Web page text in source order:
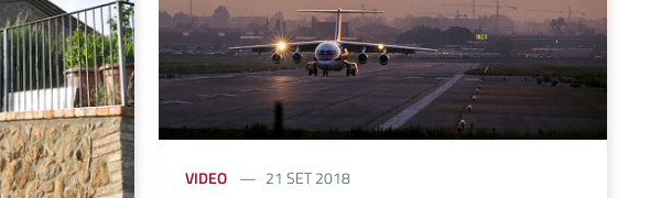
VIDEO 21 SET 2018